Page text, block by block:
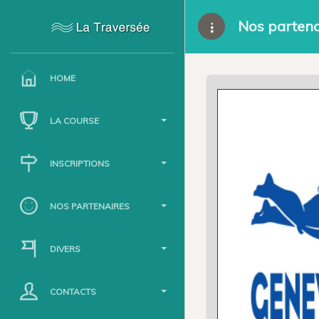
HOME
LA COURSE
INSCRIPTIONS
NOS PARTENAIRES
DIVERS
CONTACTS
Nos